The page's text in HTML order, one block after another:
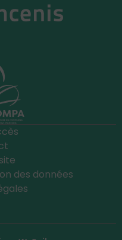
des données